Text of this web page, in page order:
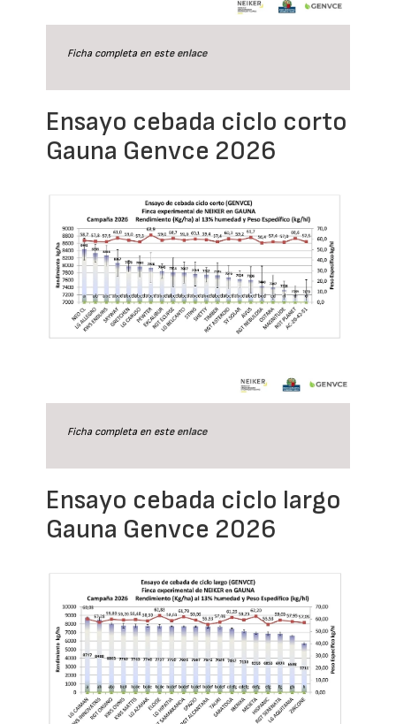
Ficha completa en este enlace
Ensayo cebada ciclo corto
Gauna Genvce 2026
Ficha completa en este enlace
Ensayo cebada ciclo largo
Gauna Genvce 2026